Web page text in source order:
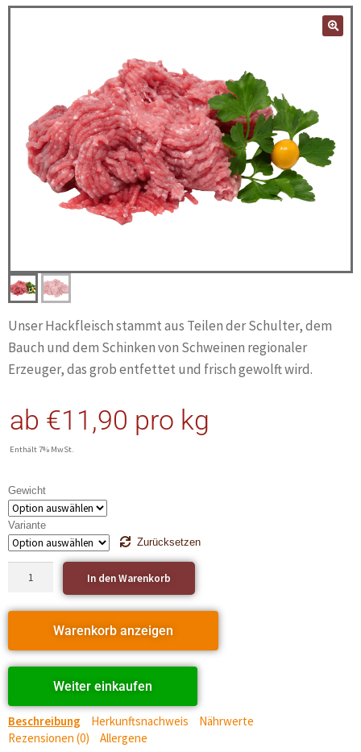
Unser Hackfleisch stammt aus Teilen der Schulter, dem
Bauch und dem Schinken von Schweinen regionaler
Erzeuger, das grob entfettet und frisch gewolft wird.
ab €11,90 pro kg
Enthält 7% MwSt.
Gewicht
Variante
Zurücksetzen
In den Warenkorb
Warenkorb anzeigen
Weiter einkaufen
Beschreibung Herkunftsnachweis
Nährwerte
Rezensionen (0)
Allergene